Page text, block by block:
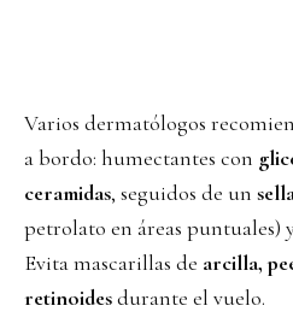
Varios dermatólogos
a bordo: humectantes con
ceramidas, seguidos de un
petrolato en áreas puntuales)
Evita mascarillas de arcilla,
retinoidesdurante el vuelo.